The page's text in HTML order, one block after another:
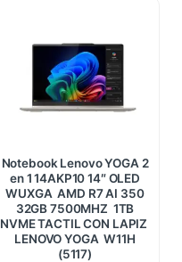
Notebook Lenovo YOGA 2
en 1 14AKP10 14″ OLED
WUXGA AMD R7 AI 350
32GB 7500MHZ 1TB
NVME TACTIL CON LAPIZ
LENOVO YOGA W11H
(5117)